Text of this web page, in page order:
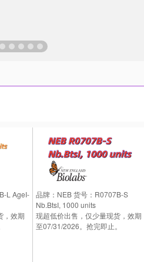
L AgeI-
，效期
品牌：NEB 货号：R0707B-S
Nb.BtsI, 1000 units
现超低价出售，仅少量现货，效期
至07/31/2026。抢完即止。